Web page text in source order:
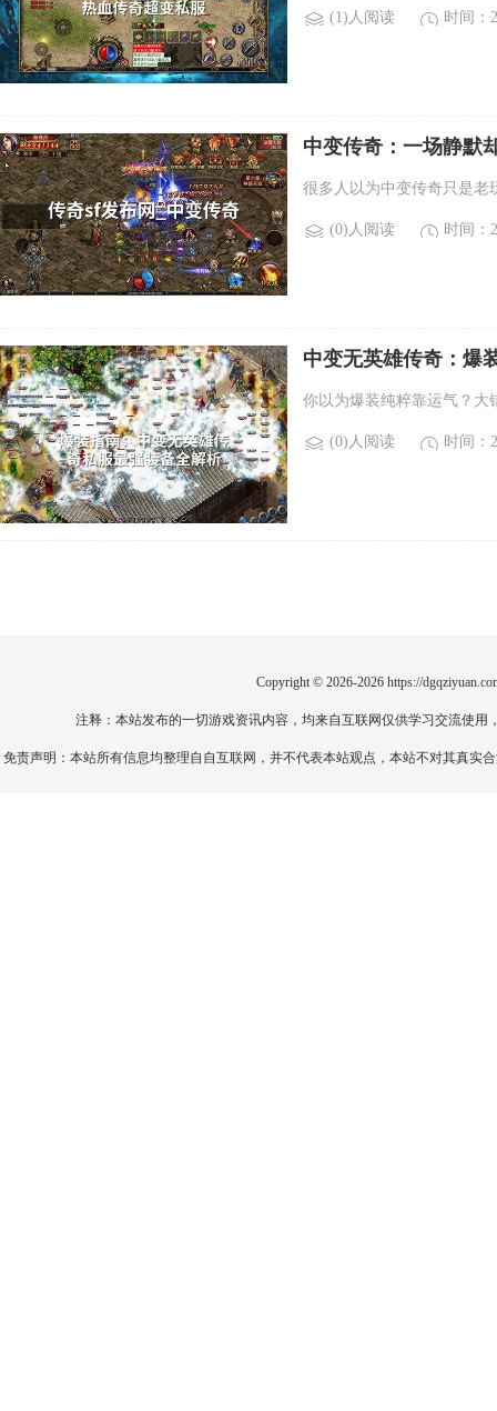
(1)人阅读 时间：
中变传奇：一场静默
很多人以为中变传奇只是老
(0)人阅读 时间：
中变无英雄传奇：爆
你以为爆装纯粹靠运气？大
(0)人阅读 时间：
Copyright © 2026-2026 https://
注释：本站发布的一切游戏资讯内容，均来自互联网仅供学习交流使
免责声明：本站所有信息均整理自自互联网，并不代表本站观点，本站不对其真实